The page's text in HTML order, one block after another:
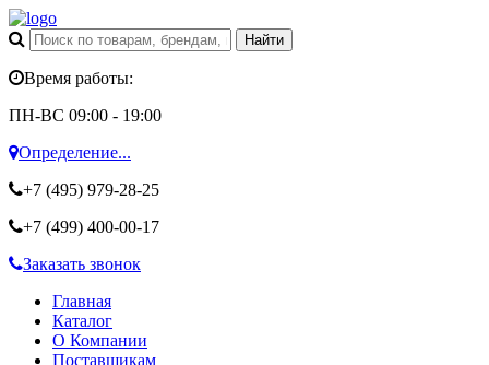
Время работы:
ПН-ВС 09:00 - 19:00
Определение...
+7 (495) 979-28-25
+7 (499) 400-00-17
Заказать звонок
Главная
Каталог
О Компании
Поставщикам